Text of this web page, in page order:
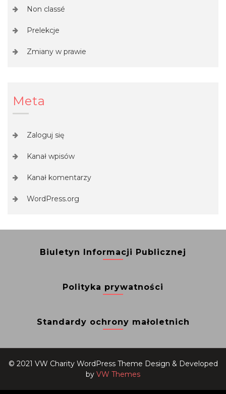
Non classé
Prelekcje
Zmiany w prawie
Meta
Zaloguj się
Kanał wpisów
Kanał komentarzy
WordPress.org
Biuletyn Informacji Publicznej
Polityka prywatności
Standardy ochrony małoletnich
© 2021 VW Charity WordPress Theme Design & Developed
by VW Themes